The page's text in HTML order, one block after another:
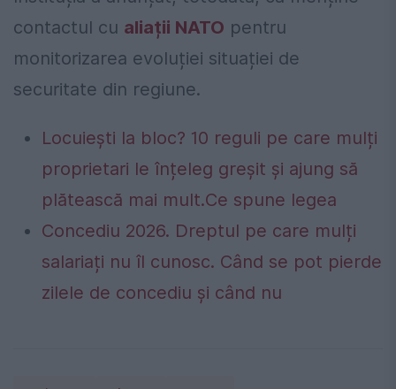
contactul cu aliații NATO pentru
monitorizarea evoluției situației de
securitate din regiune.
Locuiești la bloc? 10 reguli pe care mulți
proprietari le înțeleg greșit și ajung să
plătească mai mult.Ce spune legea
Concediu 2026. Dreptul pe care mulți
salariați nu îl cunosc. Când se pot pierde
zilele de concediu și când nu